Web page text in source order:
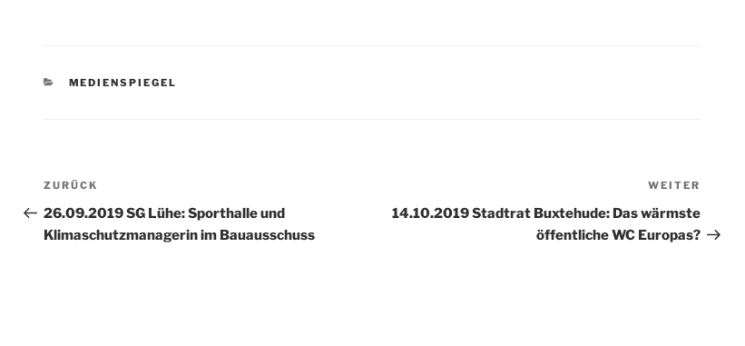
KATEGORIEN
MEDIENSPIEGEL
Beitragsnavigation
Vorheriger
Beitrag
ZURÜCK
26.09.2019 SG Lühe: Sporthalle und
Klimaschutzmanagerin im Bauausschuss
Beitrag
WEITER
14.10.2019 Stadtrat Buxtehude: Das wärmste
öffentliche WC Europas?